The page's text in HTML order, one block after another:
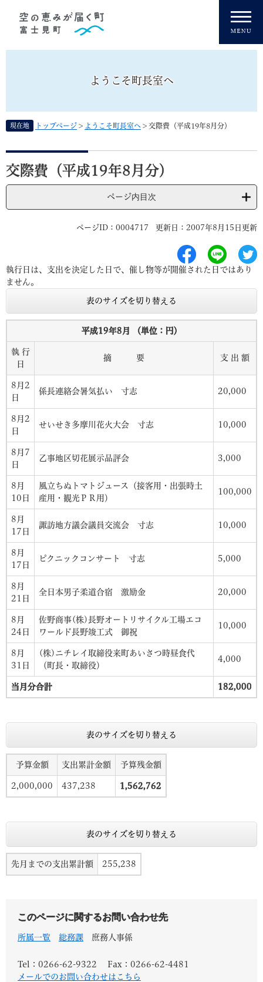
ようこそ町長室へ
現在地 トップページ > ようこそ町長室へ > 交際費（平成19年8月分）
本
文
交際費（平成19年8月分）
ページ内目次
ページID：0004717 更新日：2007年8月15日更新
執行日は、支出を決定した日で、催し物等が開催された日ではあり
ません。
表のサイズを切り替える
平成19年8月 （単位：円）
執 行
日
摘 要 支 出 額
8月2
日
係長連絡会暑気払い 寸志 20,000
8月2
日
せいせき多摩川花火大会 寸志 10,000
8月7
日
乙事地区切花展示品評会 3,000
8月
10日
風立ちぬトマトジュース（接客用・出張時土
産用・観光ＰＲ用）
100,000
8月
17日
諏訪地方議会議員交流会 寸志 10,000
8月
17日
ピクニックコンサート 寸志 5,000
8月
21日
全日本男子柔道合宿 激励金 20,000
8月
24日
佐野商事(株)長野オートリサイクル工場エコ
ワールド長野竣工式 御祝
10,000
8月
31日
(株)ニチレイ取締役来町あいさつ時昼食代
（町長・取締役）
4,000
当月分合計 182,000
表のサイズを切り替える
予算金額 支出累計金額 予算残金額
2,000,000 437,238 1,562,762
表のサイズを切り替える
先月までの支出累計額 255,238
このページに関するお問い合わせ先
所属一覧 総務課 庶務人事係
Tel：0266-62-9322
Fax：0266-62-4481
メールでのお問い合わせはこちら